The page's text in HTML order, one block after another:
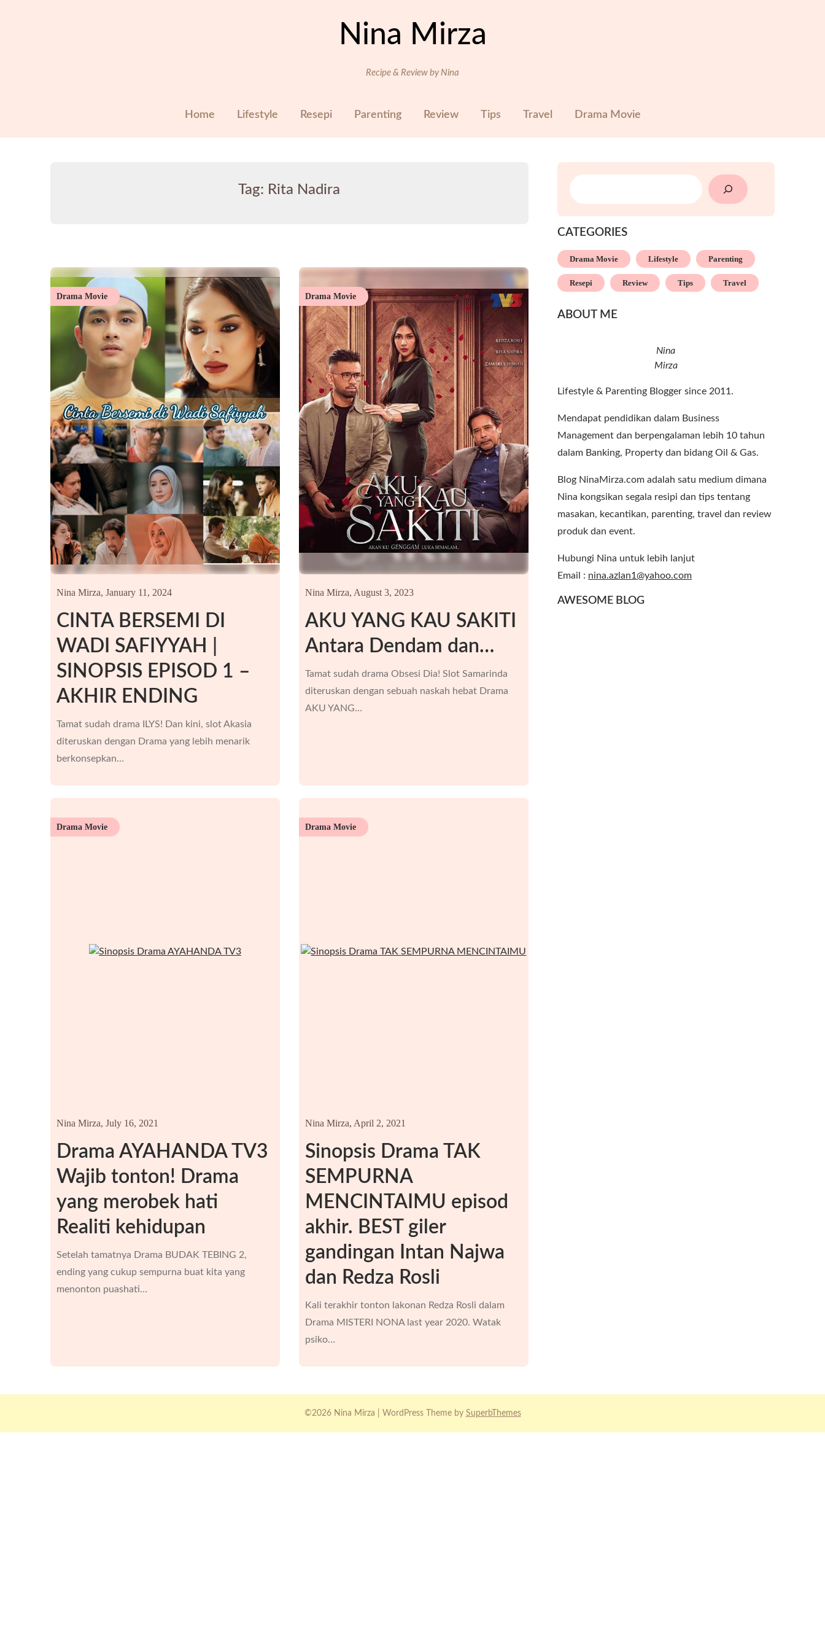
Nina Mirza
Recipe & Review by Nina
Home Lifestyle Resepi Parenting Review Tips Travel Drama Movie
Tag: Rita Nadira
Drama Movie
CINTA BERSEMI DI
WADI SAFIYYAH |
SINOPSIS EPISOD 1 –
AKHIR ENDING
Nina Mirza, January 11, 2024
Tamat sudah drama ILYS! Dan kini, slot Akasia
diteruskan dengan Drama yang lebih menarik
berkonsepkan…
Drama Movie
AKU YANG KAU SAKITI
Antara Dendam dan…
Nina Mirza, August 3, 2023
Tamat sudah drama Obsesi Dia! Slot Samarinda
diteruskan dengan sebuah naskah hebat Drama
AKU YANG…
Drama Movie
Drama AYAHANDA TV3
Wajib tonton! Drama
yang merobek hati
Realiti kehidupan
Nina Mirza, July 16, 2021
Setelah tamatnya Drama BUDAK TEBING 2,
ending yang cukup sempurna buat kita yang
menonton puashati…
Drama Movie
Sinopsis Drama TAK
SEMPURNA
MENCINTAIMU episod
akhir. BEST giler
gandingan Intan Najwa
dan Redza Rosli
Nina Mirza, April 2, 2021
Kali terakhir tonton lakonan Redza Rosli dalam
Drama MISTERI NONA last year 2020. Watak
psiko…
SEARCH
CATEGORIES
Drama Movie Lifestyle Parenting
Resepi Review Tips Travel
ABOUT ME
Nina
Mirza
Lifestyle & Parenting Blogger since 2011.
Mendapat pendidikan dalam Business
Management dan berpengalaman lebih 10 tahun
dalam Banking, Property dan bidang Oil & Gas.
Blog NinaMirza.com adalah satu medium dimana
Nina kongsikan segala resipi dan tips tentang
masakan, kecantikan, parenting, travel dan review
produk dan event.
Hubungi Nina untuk lebih lanjut
Email : nina.azlan1@yahoo.com
AWESOME BLOG
©2026 Nina Mirza | WordPress Theme by SuperbThemes